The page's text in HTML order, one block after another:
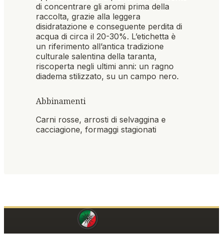
di concentrare gli aromi prima della
raccolta, grazie alla leggera
disidratazione e conseguente perdita di
acqua di circa il 20-30%. L’etichetta è
un riferimento all’antica tradizione
culturale salentina della taranta,
riscoperta negli ultimi anni: un ragno
diadema stilizzato, su un campo nero.
Abbinamenti
Carni rosse, arrosti di selvaggina e
cacciagione, formaggi stagionati